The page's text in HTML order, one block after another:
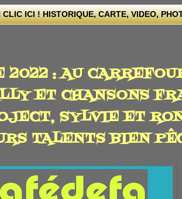
ICI ! HISTORIQUE, CARTE, VIDEO,
2022 : AU
ET CHANSONS
SYLVIE ET
TALENTS BIEN